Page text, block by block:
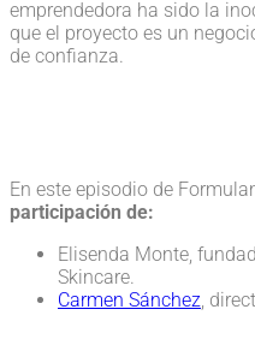
emprendedora ha sido la
que el proyecto es un
de confianza.
En este episodio de
participación de:
Elisenda Monte,
Skincare.
Carmen Sánchez,